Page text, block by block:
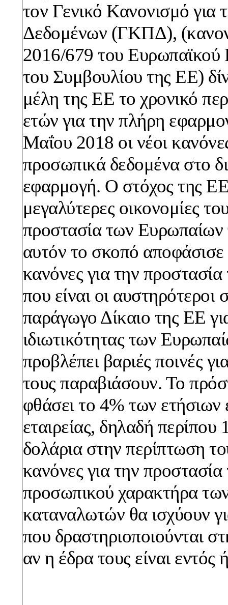
τον Γενικό Κανονισμό για
Δεδομένων (ΓΚΠΔ),
2016/679 του Ευρωπαϊκού
του Συμβουλίου της ΕΕ)
μέλη της ΕΕ το χρονικό
ετών για την πλήρη
Μαΐου 2018 οι νέοι
προσωπικά δεδομένα στο
εφαρμογή. Ο στόχος της
μεγαλύτερες οικονομίες
προστασία των Ευρωπαίων
αυτόν το σκοπό
κανόνες για την προστασία
που είναι οι
παράγωγο Δίκαιο της ΕΕ
ιδιωτικότητας των
προβλέπει βαριές ποινές
τους παραβιάσουν. Το
φθάσει το 4% των ετήσιων
εταιρείας, δηλαδή περίπου
δολάρια στην περίπτωση
κανόνες για την
προσωπικού χαρακτήρα
καταναλωτών θα ισχύουν
που δραστηριοποιούνται
αν η έδρα τους είναι εντός